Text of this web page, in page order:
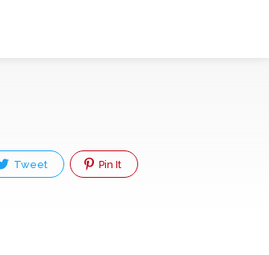
Tweet Pin It